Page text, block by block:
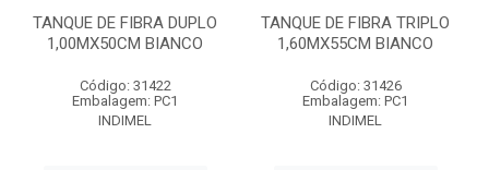
TANQUE DE FIBRA DUPLO
1,00MX50CM BIANCO
Código: 31422
Embalagem: PC1
INDIMEL
TANQUE DE FIBRA TRIPLO
1,60MX55CM BIANCO
Código: 31426
Embalagem: PC1
INDIMEL